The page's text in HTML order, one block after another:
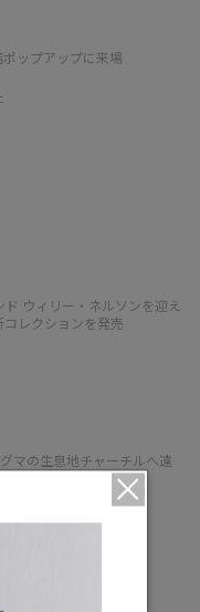
ップアップに来場
ウィリー・ネルソンを迎え
レクションを発売
マの生息地チャーチルへ遠